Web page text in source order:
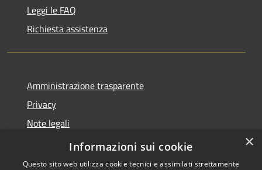
Leggi le FAQ
Richiesta assistenza
Amministrazione trasparente
Privacy
Note legali
Dichiarazione di accessibilità
×
Informazioni sui cookie
Questo sito web utilizza cookie tecnici e assimilati strettamente